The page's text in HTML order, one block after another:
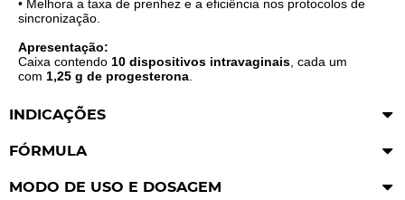
• Melhora a taxa de prenhez e a eficiência nos protocolos de
sincronização.
Apresentação:
Caixa contendo 10 dispositivos intravaginais, cada um
com 1,25 g de progesterona.
INDICAÇÕES
FÓRMULA
MODO DE USO E DOSAGEM